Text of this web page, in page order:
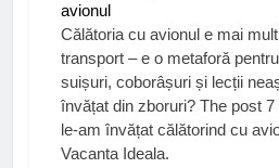
avionul
Călătoria cu avionul e mai
transport – e o metaforă
suișuri, coborâșuri și lecții
învățat din zboruri? The post
le-am învățat călătorind cu
Vacanta Ideala.